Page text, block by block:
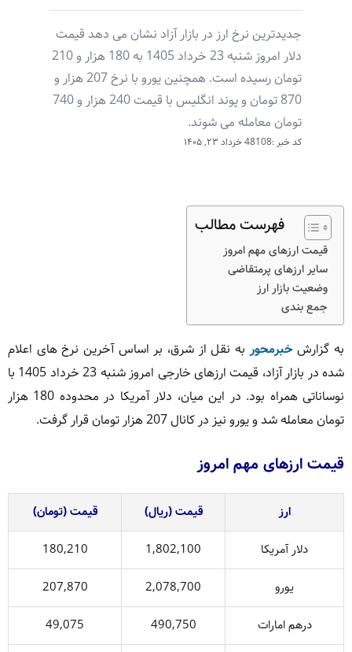
جدیدترین نرخ ارز در بازار آزاد نشان می دهد قیمت
دلار امروز شنبه 23 خرداد 1405 به 180 هزار و 210
تومان رسیده است. همچنین یورو با نرخ 207 هزار و
870 تومان و پوند انگلیس با قیمت 240 هزار و 740
تومان معامله می شوند.
کد خبر :48108 خرداد ۲۳, ۱۴۰۵
فهرست مطالب
قیمت ارزهای مهم امروز
سایر ارزهای پرمتقاضی
وضعیت بازار ارز
جمع بندی
به گزارشخبرمحور به نقل از شرق، بر اساس آخرین نرخ های اعلام
شده در بازار آزاد، قیمت ارزهای خارجی امروز شنبه 23 خرداد 1405 با
نوساناتی همراه بود. در این میان، دلار آمریکا در محدوده 180 هزار
تومان معامله شد و یورو نیز در کانال 207 هزار تومان قرار گرفت.
قیمت ارزهای مهم امروز
ارز قیمت (ریال)
قیمت (تومان)
دلار آمریکا
1,802,100
180,210
یورو
2,078,700
207,870
درهم امارات
490,750
49,075